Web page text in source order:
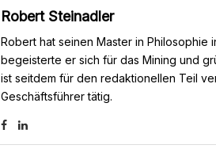
Robert Steinadler
Robert hat seinen Master in Philosophie
begeisterte er sich für das Mining und
ist seitdem für den redaktionellen Teil
Geschäftsführer tätig.